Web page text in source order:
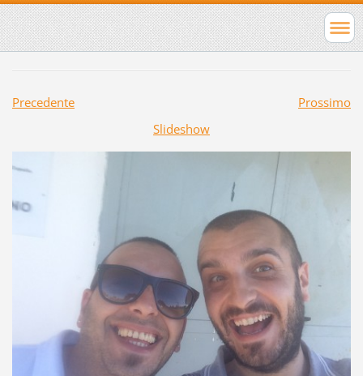
Precedente
Prossimo
Slideshow